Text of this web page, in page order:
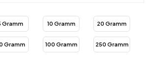
Gramm 10 Gramm 20 Gramm
Gramm 100 Gramm 250 Gramm